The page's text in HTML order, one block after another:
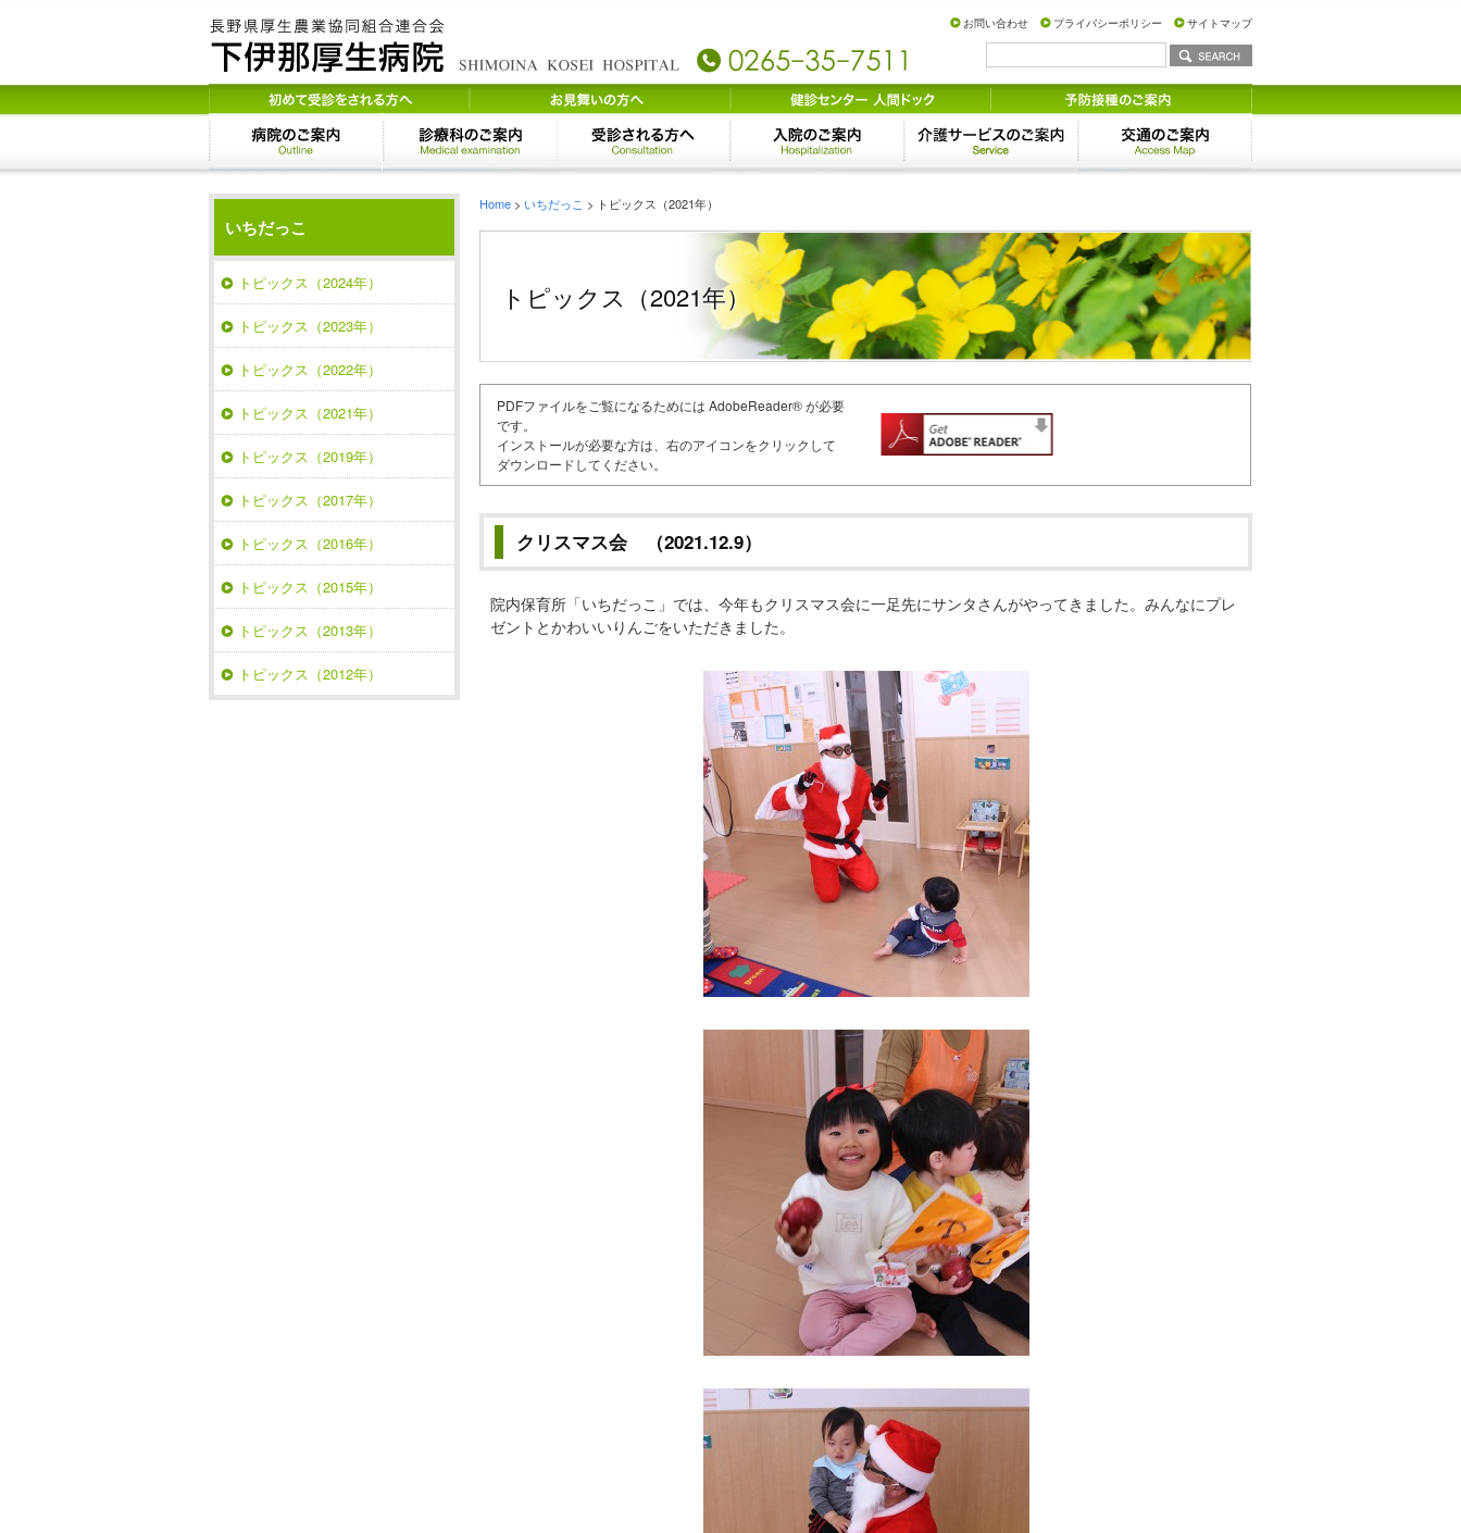
お問い合わせ プライバシーポリシー サイトマップ
Home > いちだっこ > トピックス（2021年）
トピックス（2021年）
PDFファイルをご覧になるためには AdobeReader® が必要
です。
インストールが必要な方は、右のアイコンをクリックして
ダウンロードしてください。
クリスマス会 （2021.12.9）
院内保育所「いちだっこ」では、今年もクリスマス会に一足先にサンタさんがやってきました。みんなにプレ
ゼントとかわいいりんごをいただきました。
いちだっこ
トピックス（2024年）
トピックス（2023年）
トピックス（2022年）
トピックス（2021年）
トピックス（2019年）
トピックス（2017年）
トピックス（2016年）
トピックス（2015年）
トピックス（2013年）
トピックス（2012年）